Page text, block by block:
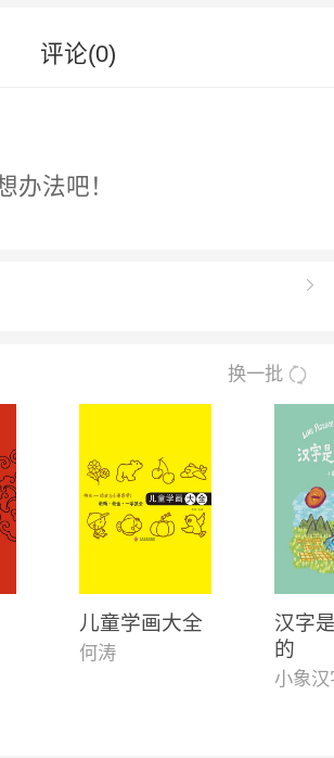
评论(0)
法吧！
换一批
儿童学画大全
何涛
汉字
的
小象汉